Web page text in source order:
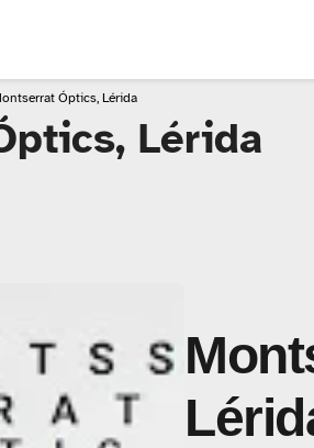
Óptics, Lérida
Lérida